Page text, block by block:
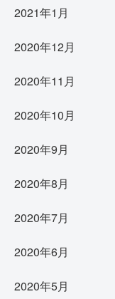
2021年1月
2020年12月
2020年11月
2020年10月
2020年9月
2020年8月
2020年7月
2020年6月
2020年5月